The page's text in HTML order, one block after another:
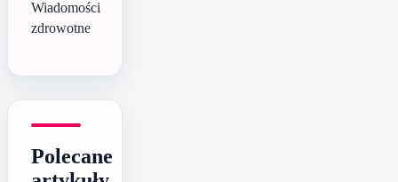
Wiadomości
zdrowotne
Polecane